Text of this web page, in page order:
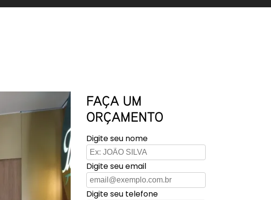
FAÇA UM
ORÇAMENTO
Digite seu nome
Digite seu email
Digite seu telefone